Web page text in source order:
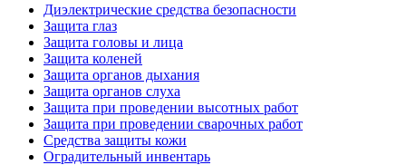
Диэлектрические средства безопасности
Защита глаз
Защита головы и лица
Защита коленей
Защита органов дыхания
Защита органов слуха
Защита при проведении высотных работ
Защита при проведении сварочных работ
Средства защиты кожи
Оградительный инвентарь